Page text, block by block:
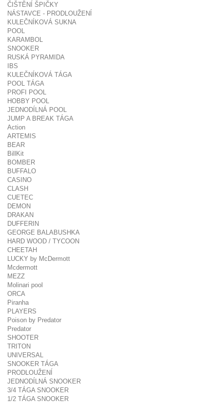
ČIŠTĚNÍ ŠPIČKY
NÁSTAVCE - PRODLOUŽENÍ
KULEČNÍKOVÁ SUKNA
POOL
KARAMBOL
SNOOKER
RUSKÁ PYRAMIDA
IBS
KULEČNÍKOVÁ TÁGA
POOL TÁGA
PROFI POOL
HOBBY POOL
JEDNODÍLNÁ POOL
JUMP A BREAK TÁGA
Action
ARTEMIS
BEAR
BillKit
BOMBER
BUFFALO
CASINO
CLASH
CUETEC
DEMON
DRAKAN
DUFFERIN
GEORGE BALABUSHKA
HARD WOOD / TYCOON
CHEETAH
LUCKY by McDermott
Mcdermott
MEZZ
Molinari pool
ORCA
Piranha
PLAYERS
Poison by Predator
Predator
SHOOTER
TRITON
UNIVERSAL
SNOOKER TÁGA
PRODLOUŽENÍ
JEDNODÍLNÁ SNOOKER
3/4 TÁGA SNOOKER
1/2 TÁGA SNOOKER